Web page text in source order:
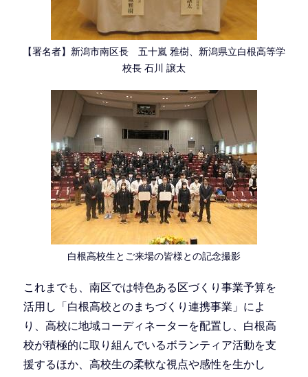
【署名者】新潟市南区長 五十嵐 雅樹、新潟県立白根高等学
校長 石川 譲太
白根高校生とご来場の皆様との記念撮影
これまでも、南区では特色ある区づくり事業予算を
活用し「白根高校とのまちづくり連携事業」によ
り、高校に地域コーディネーターを配置し、白根高
校が積極的に取り組んでいるボランティア活動を支
援するほか、高校生の柔軟な視点や感性を生かし